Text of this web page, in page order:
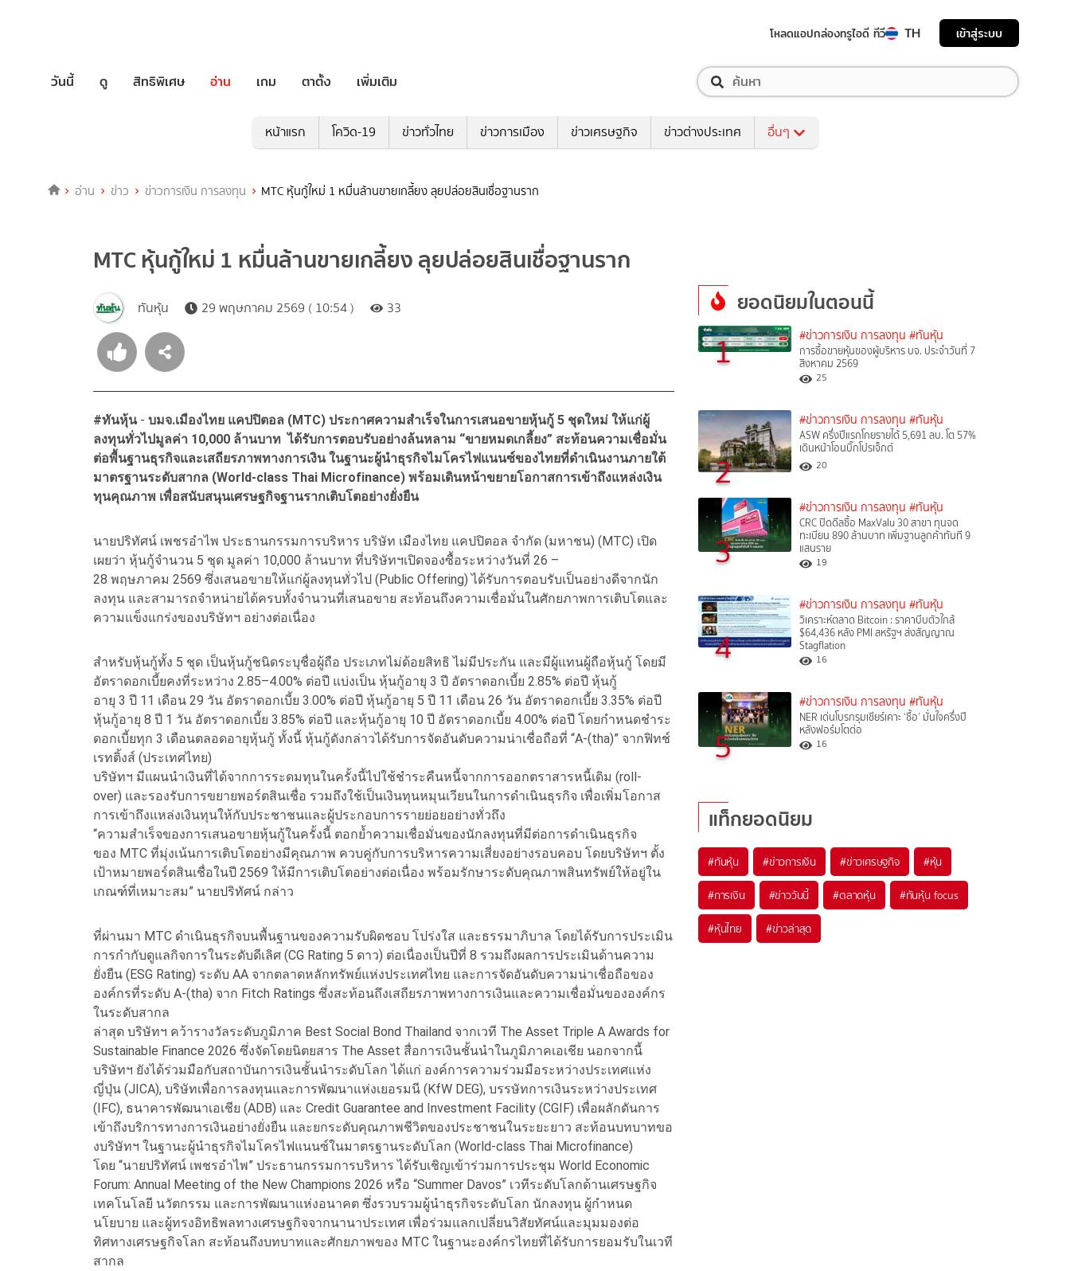
โหลดแอปกล่องทรูไอดี ทีวี TH เข้าสู่ระบบ
วันนี้ ดู สิทธิพิเศษ อ่าน เกม ตาตั้ง เพิ่มเติม
หน้าแรก โควิด-19 ข่าวทั่วไทย ข่าวการเมือง ข่าวเศรษฐกิจ ข่าวต่างประเทศ อื่นๆ
อ่าน ข่าว ข่าวการเงิน การลงทุน MTC หุ้นกู้ใหม่ 1 หมื่นล้านขายเกลี้ยง ลุยปล่อยสินเชื่อฐานราก
MTC หุ้นกู้ใหม่ 1 หมื่นล้านขายเกลี้ยง ลุยปล่อยสินเชื่อฐานราก
ทันหุ้น 29 พฤษภาคม 2569 ( 10:54 ) 33
#ทันหุ้น- บมจ.เมืองไทย แคปปิตอล (MTC) ประกาศความสำเร็จในการเสนอขายหุ้นกู้ 5 ชุดใหม่ ให้แก่ผู้
ลงทุนทั่วไปมูลค่า 10,000 ล้านบาท ได้รับการตอบรับอย่างล้นหลาม “ขายหมดเกลี้ยง” สะท้อนความเชื่อมั่น
ต่อพื้นฐานธุรกิจและเสถียรภาพทางการเงิน ในฐานะผู้นำธุรกิจไมโครไฟแนนซ์ของไทยที่ดำเนินงานภายใต้
มาตรฐานระดับสากล (World-class Thai Microfinance) พร้อมเดินหน้าขยายโอกาสการเข้าถึงแหล่งเงิน
ทุนคุณภาพ เพื่อสนับสนุนเศรษฐกิจฐานรากเติบโตอย่างยั่งยืน
นายปริทัศน์ เพชรอำไพ ประธานกรรมการบริหาร บริษัท เมืองไทย แคปปิตอล จำกัด (มหาชน) (MTC) เปิด
เผยว่า หุ้นกู้จำนวน 5 ชุด มูลค่า 10,000 ล้านบาท ที่บริษัทฯเปิดจองซื้อระหว่างวันที่ 26 –
28 พฤษภาคม 2569 ซึ่งเสนอขายให้แก่ผู้ลงทุนทั่วไป (Public Offering) ได้รับการตอบรับเป็นอย่างดีจากนัก
ลงทุน และสามารถจำหน่ายได้ครบทั้งจำนวนที่เสนอขาย สะท้อนถึงความเชื่อมั่นในศักยภาพการเติบโตและ
ความแข็งแกร่งของบริษัทฯ อย่างต่อเนื่อง
สำหรับหุ้นกู้ทั้ง 5 ชุด เป็นหุ้นกู้ชนิดระบุชื่อผู้ถือ ประเภทไม่ด้อยสิทธิ ไม่มีประกัน และมีผู้แทนผู้ถือหุ้นกู้ โดยมี
อัตราดอกเบี้ยคงที่ระหว่าง 2.85–4.00% ต่อปี แบ่งเป็น หุ้นกู้อายุ 3 ปี อัตราดอกเบี้ย 2.85% ต่อปี หุ้นกู้
อายุ 3 ปี 11 เดือน 29 วัน อัตราดอกเบี้ย 3.00% ต่อปี หุ้นกู้อายุ 5 ปี 11 เดือน 26 วัน อัตราดอกเบี้ย 3.35% ต่อปี
หุ้นกู้อายุ 8 ปี 1 วัน อัตราดอกเบี้ย 3.85% ต่อปี และหุ้นกู้อายุ 10 ปี อัตราดอกเบี้ย 4.00% ต่อปี โดยกำหนดชำระ
ดอกเบี้ยทุก 3 เดือนตลอดอายุหุ้นกู้ ทั้งนี้ หุ้นกู้ดังกล่าวได้รับการจัดอันดับความน่าเชื่อถือที่ “A-(tha)” จากฟิทช์
เรทติ้งส์ (ประเทศไทย)
บริษัทฯ มีแผนนำเงินที่ได้จากการระดมทุนในครั้งนี้ไปใช้ชำระคืนหนี้จากการออกตราสารหนี้เดิม (roll-
over) และรองรับการขยายพอร์ตสินเชื่อ รวมถึงใช้เป็นเงินทุนหมุนเวียนในการดำเนินธุรกิจ เพื่อเพิ่มโอกาส
การเข้าถึงแหล่งเงินทุนให้กับประชาชนและผู้ประกอบการรายย่อยอย่างทั่วถึง
“ความสำเร็จของการเสนอขายหุ้นกู้ในครั้งนี้ ตอกย้ำความเชื่อมั่นของนักลงทุนที่มีต่อการดำเนินธุรกิจ
ของ MTC ที่มุ่งเน้นการเติบโตอย่างมีคุณภาพ ควบคู่กับการบริหารความเสี่ยงอย่างรอบคอบ โดยบริษัทฯ ตั้ง
เป้าหมายพอร์ตสินเชื่อในปี 2569 ให้มีการเติบโตอย่างต่อเนื่อง พร้อมรักษาระดับคุณภาพสินทรัพย์ให้อยู่ใน
เกณฑ์ที่เหมาะสม” นายปริทัศน์ กล่าว
ที่ผ่านมา MTC ดำเนินธุรกิจบนพื้นฐานของความรับผิดชอบ โปร่งใส และธรรมาภิบาล โดยได้รับการประเมิน
การกำกับดูแลกิจการในระดับดีเลิศ (CG Rating 5 ดาว) ต่อเนื่องเป็นปีที่ 8 รวมถึงผลการประเมินด้านความ
ยั่งยืน (ESG Rating) ระดับ AA จากตลาดหลักทรัพย์แห่งประเทศไทย และการจัดอันดับความน่าเชื่อถือของ
องค์กรที่ระดับ A-(tha) จาก Fitch Ratings ซึ่งสะท้อนถึงเสถียรภาพทางการเงินและความเชื่อมั่นขององค์กร
ในระดับสากล
ล่าสุด บริษัทฯ คว้ารางวัลระดับภูมิภาค Best Social Bond Thailand จากเวที The Asset Triple A Awards for
Sustainable Finance 2026 ซึ่งจัดโดยนิตยสาร The Asset สื่อการเงินชั้นนำในภูมิภาคเอเชีย นอกจากนี้
บริษัทฯ ยังได้ร่วมมือกับสถาบันการเงินชั้นนำระดับโลก ได้แก่ องค์การความร่วมมือระหว่างประเทศแห่ง
ญี่ปุ่น (JICA), บริษัทเพื่อการลงทุนและการพัฒนาแห่งเยอรมนี (KfW DEG), บรรษัทการเงินระหว่างประเทศ
(IFC), ธนาคารพัฒนาเอเชีย (ADB) และ Credit Guarantee and Investment Facility (CGIF) เพื่อผลักดันการ
เข้าถึงบริการทางการเงินอย่างยั่งยืน และยกระดับคุณภาพชีวิตของประชาชนในระยะยาว สะท้อนบทบาทขอ
งบริษัทฯ ในฐานะผู้นำธุรกิจไมโครไฟแนนซ์ในมาตรฐานระดับโลก (World-class Thai Microfinance)
โดย “นายปริทัศน์ เพชรอำไพ” ประธานกรรมการบริหาร ได้รับเชิญเข้าร่วมการประชุม World Economic
Forum: Annual Meeting of the New Champions 2026 หรือ “Summer Davos” เวทีระดับโลกด้านเศรษฐกิจ
เทคโนโลยี นวัตกรรม และการพัฒนาแห่งอนาคต ซึ่งรวบรวมผู้นำธุรกิจระดับโลก นักลงทุน ผู้กำหนด
นโยบาย และผู้ทรงอิทธิพลทางเศรษฐกิจจากนานาประเทศ เพื่อร่วมแลกเปลี่ยนวิสัยทัศน์และมุมมองต่อ
ทิศทางเศรษฐกิจโลก สะท้อนถึงบทบาทและศักยภาพของ MTC ในฐานะองค์กรไทยที่ได้รับการยอมรับในเวที
สากล
ยอดนิยมในตอนนี้
1 #ข่าวการเงิน การลงทุน #ทันหุ้น
การซื้อขายหุ้นของผู้บริหาร บจ. ประจำวันที่ 7
สิงหาคม 2569
25
2
#ข่าวการเงิน การลงทุน #ทันหุ้น
ASW ครึ่งปีแรกโกยรายได้ 5,691 ลบ. โต 57%
เดินหน้าโอนบิ๊กโปรเจ็กต์
20
3
#ข่าวการเงิน การลงทุน #ทันหุ้น
CRC ปิดดีลซื้อ MaxValu 30 สาขา ทุนจด
ทะเบียน 890 ล้านบาท เพิ่มฐานลูกค้าทันที 9
แสนราย
19
4
#ข่าวการเงิน การลงทุน #ทันหุ้น
วิเคราะห์ตลาด Bitcoin : ราคาบีบตัวใกล้
$64,436 หลัง PMI สหรัฐฯ ส่งสัญญาณ
Stagflation
16
5
#ข่าวการเงิน การลงทุน #ทันหุ้น
NER เด่นโบรกรุมเชียร์เคาะ ‘ซื้อ’ มั่นใจครึ่งปี
หลังฟอร์มโตต่อ
16
แท็กยอดนิยม
#ทันหุ้น #ข่าวการเงิน #ข่าวเศรษฐกิจ #หุ้น
#การเงิน #ข่าววันนี้ #ตลาดหุ้น #ทันหุ้น focus
#หุ้นไทย #ข่าวล่าสุด